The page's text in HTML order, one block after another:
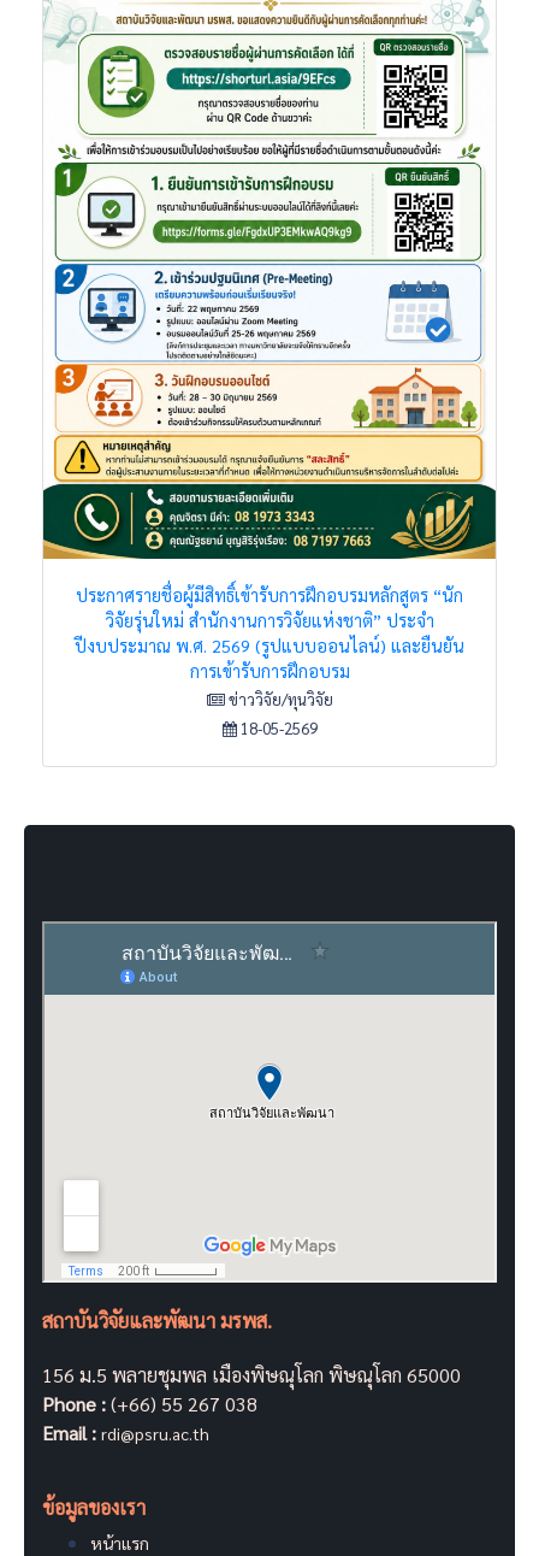
ประกาศรายชื่อผู้มีสิทธิ์เข้ารับการฝึกอบรมหลักสูตร “นัก
วิจัยรุ่นใหม่ สำนักงานการวิจัยแห่งชาติ” ประจำ
ปีงบประมาณ พ.ศ. 2569 (รูปแบบออนไลน์) และยืนยัน
การเข้ารับการฝึกอบรม
ข่าววิจัย/ทุนวิจัย
18-05-2569
สถาบันวิจัยและพัฒนา มรพส.
156 ม.5 พลายชุมพล เมืองพิษณุโลก พิษณุโลก 65000
Phone :(+66) 55 267 038
Email : rdi@psru.ac.th
ข้อมูลของเรา
หน้าแรก